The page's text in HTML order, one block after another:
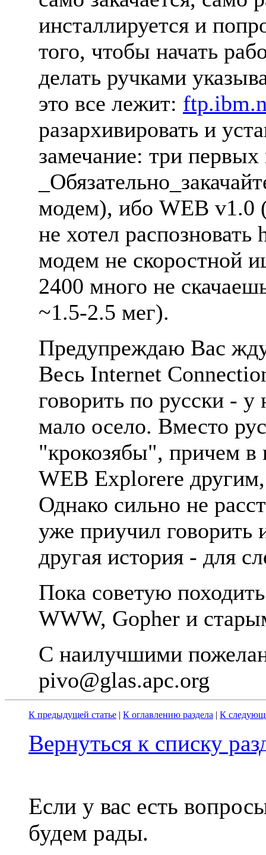
инсталлируется и
того, чтобы начать
делать ручками
это все лежит:
разархивировать и
замечание: три
модем), ибо WEB v1.0
не хотел
модем не скоростной
2400 много не
~1.5-2.5 мег).
Предупреждаю Вас
Весь Internet
говорить по русски -
мало осело. Вместо
"крокозябы", причем
WEB Explorere
Однако сильно не
уже приучил говорить
другая история - для
Пока советую
WWW, Gopher и
С наилучшими
pivo@glas.apc.org
К предыдущей статье | К оглавлению раздела | К
Вернуться к списку
Если у вас есть
будем рады.